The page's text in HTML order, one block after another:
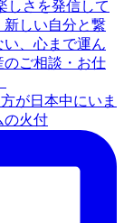
が日本中にいま
の火付